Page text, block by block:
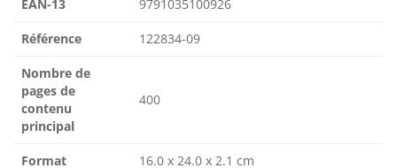
EAN-13 9791035100926
Référence 122834-09
Nombre de
pages de
contenu
principal
400
Format 16.0 x 24.0 x 2.1 cm